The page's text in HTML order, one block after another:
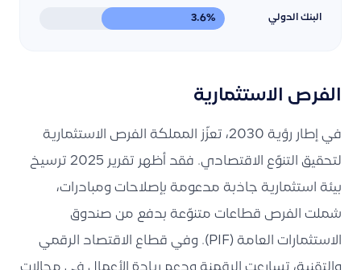
البنك الدولي 3.6%
الفرص الاستثمارية
في إطار رؤية 2030، تعزّز المملكة الفرص الاستثمارية
لتحقيق التنوّع الاقتصادي. فقد أظهر تقرير 2025 ترسيخ
بيئة استثمارية جاذبة مدعومة بإصلاحات ومبادرات،
شملت الفرص قطاعات متنوّعة بدفع من صندوق
الاستثمارات العامة (PIF). وفي قطاع الاقتصاد الرقمي